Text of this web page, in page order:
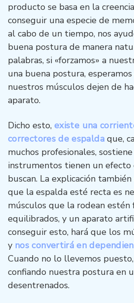
producto se basa en la
conseguir una especie de
al cabo de un tiempo, nos
buena postura de manera
palabras, si «forzamos» a
una buena postura,
nuestros músculos dejen de
aparato.
Dicho esto, existe una
correctores de espaldaque,
muchos profesionales,
instrumentos tienen un
buscan. La explicación
que la espalda esté recta es
músculos que la rodean estén
equilibrados, y un aparato
conseguir esto, hará que los
y nos convertirá en
Cuando no lo llevemos
confiando nuestra postura en
desentrenados.